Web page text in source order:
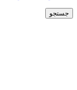
جستجو